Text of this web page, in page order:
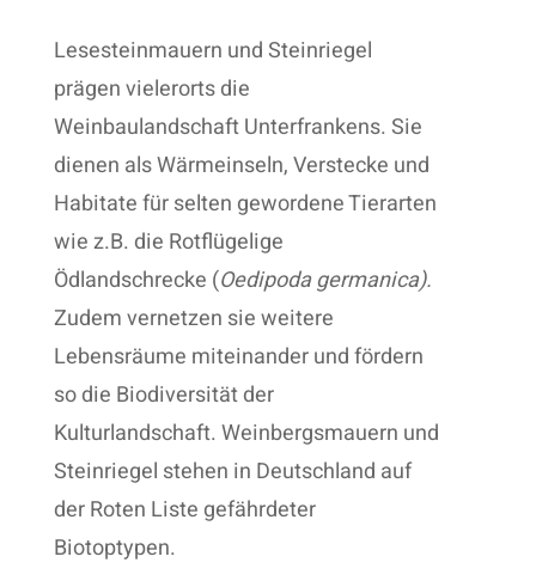
Lesesteinmauern und Steinriegel
prägen vielerorts die
Weinbaulandschaft Unterfrankens. Sie
dienen als Wärmeinseln, Verstecke und
Habitate für selten gewordene Tierarten
wie z.B. die Rotflügelige
Ödlandschrecke (Oedipoda germanica).
Zudem vernetzen sie weitere
Lebensräume miteinander und fördern
so die Biodiversität der
Kulturlandschaft. Weinbergsmauern und
Steinriegel stehen in Deutschland auf
der Roten Liste gefährdeter
Biotoptypen.